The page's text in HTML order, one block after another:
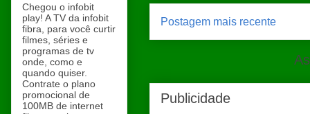
Postagem mais recente
Publicidade
Chegou o infobit
play! A TV da infobit
fibra, para você curtir
filmes, séries e
programas de tv
onde, como e
quando quiser.
Contrate o plano
promocional de
100MB de internet